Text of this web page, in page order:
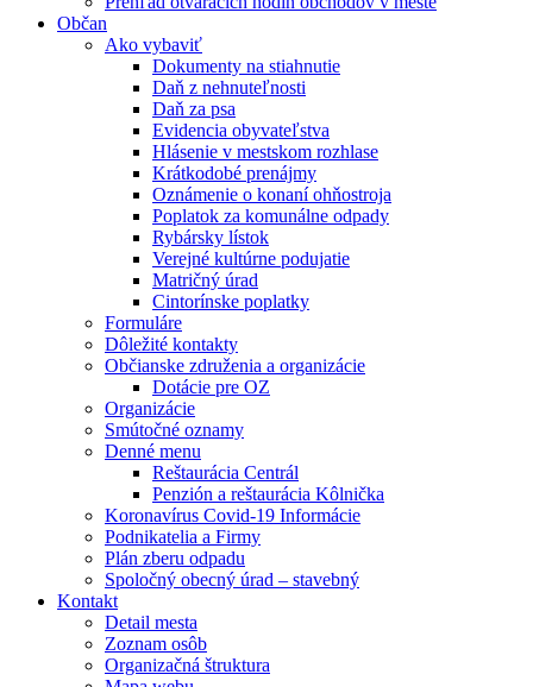
Občan
Ako vybaviť
Dokumenty na stiahnutie
Daň z nehnuteľnosti
Daň za psa
Evidencia obyvateľstva
Hlásenie v mestskom rozhlase
Krátkodobé prenájmy
Oznámenie o konaní ohňostroja
Poplatok za komunálne odpady
Rybársky lístok
Verejné kultúrne podujatie
Matričný úrad
Cintorínske poplatky
Formuláre
Dôležité kontakty
Občianske združenia a organizácie
Dotácie pre OZ
Organizácie
Smútočné oznamy
Denné menu
Reštaurácia Centrál
Penzión a reštaurácia Kôlnička
Koronavírus Covid-19 Informácie
Podnikatelia a Firmy
Plán zberu odpadu
Spoločný obecný úrad – stavebný
Kontakt
Detail mesta
Zoznam osôb
Organizačná štruktura